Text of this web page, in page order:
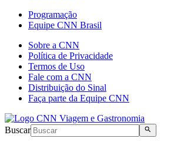
Programação
Equipe CNN Brasil
Sobre a CNN
Política de Privacidade
Termos de Uso
Fale com a CNN
Distribuição do Sinal
Faça parte da Equipe CNN
Buscar